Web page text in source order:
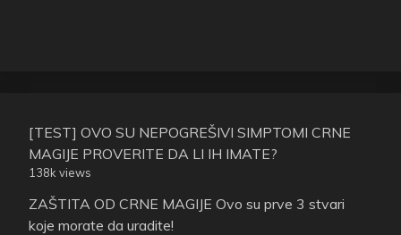
[TEST] OVO SU NEPOGREŠIVI SIMPTOMI CRNE
MAGIJE PROVERITE DA LI IH IMATE?
138k views
ZAŠTITA OD CRNE MAGIJE Ovo su prve 3 stvari
koje morate da uradite!